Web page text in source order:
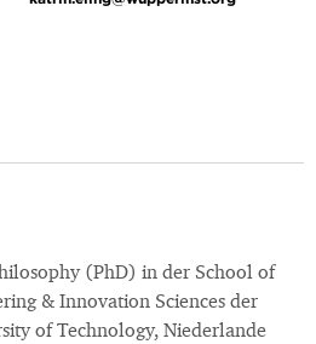
(PhD) in der School of
& Innovation Sciences der
of Technology, Niederlande